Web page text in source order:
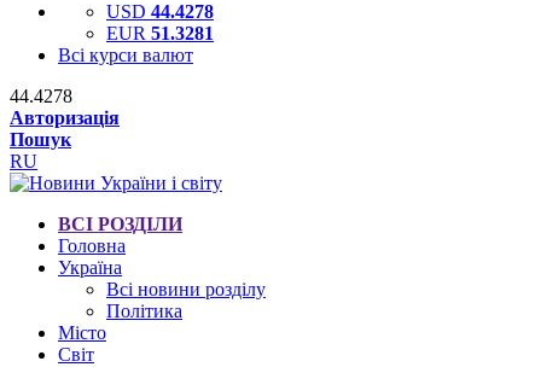
USD 44.4278
EUR 51.3281
Всі курси валют
44.4278
Авторизація
Пошук
RU
ВСІ РОЗДІЛИ
Головна
Україна
Всі новини розділу
Політика
Місто
Світ